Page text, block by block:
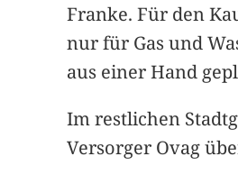
Franke. Für den
nur für Gas und
aus einer Hand
Im restlichen
Versorger Ovag